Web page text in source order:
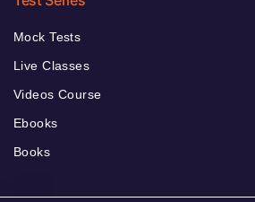
Mock Tests
Live Classes
Videos Course
Ebooks
Books